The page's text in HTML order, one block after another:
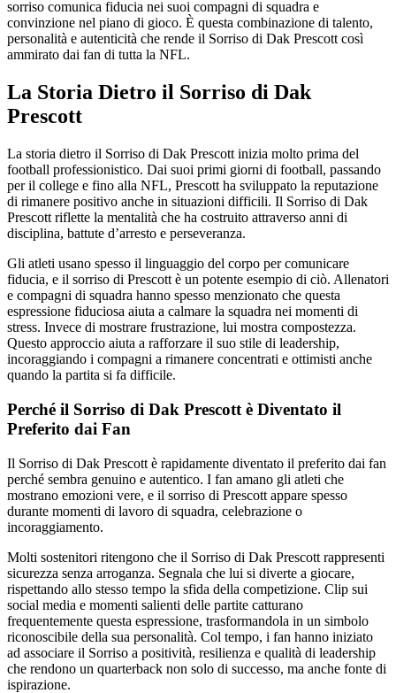
sorriso comunica fiducia nei suoi compagni di squadra e
convinzione nel piano di gioco. È questa combinazione di talento,
personalità e autenticità che rende il Sorriso di Dak Prescott così
ammirato dai fan di tutta la NFL.
La Storia Dietro il Sorriso di Dak
Prescott
La storia dietro il Sorriso di Dak Prescott inizia molto prima del
football professionistico. Dai suoi primi giorni di football, passando
per il college e fino alla NFL, Prescott ha sviluppato la reputazione
di rimanere positivo anche in situazioni difficili. Il Sorriso di Dak
Prescott riflette la mentalità che ha costruito attraverso anni di
disciplina, battute d’arresto e perseveranza.
Gli atleti usano spesso il linguaggio del corpo per comunicare
fiducia, e il sorriso di Prescott è un potente esempio di ciò. Allenatori
e compagni di squadra hanno spesso menzionato che questa
espressione fiduciosa aiuta a calmare la squadra nei momenti di
stress. Invece di mostrare frustrazione, lui mostra compostezza.
Questo approccio aiuta a rafforzare il suo stile di leadership,
incoraggiando i compagni a rimanere concentrati e ottimisti anche
quando la partita si fa difficile.
Perché il Sorriso di Dak Prescott è Diventato il
Preferito dai Fan
Il Sorriso di Dak Prescott è rapidamente diventato il preferito dai fan
perché sembra genuino e autentico. I fan amano gli atleti che
mostrano emozioni vere, e il sorriso di Prescott appare spesso
durante momenti di lavoro di squadra, celebrazione o
incoraggiamento.
Molti sostenitori ritengono che il Sorriso di Dak Prescott rappresenti
sicurezza senza arroganza. Segnala che lui si diverte a giocare,
rispettando allo stesso tempo la sfida della competizione. Clip sui
social media e momenti salienti delle partite catturano
frequentemente questa espressione, trasformandola in un simbolo
riconoscibile della sua personalità. Col tempo, i fan hanno iniziato
ad associare il Sorriso a positività, resilienza e qualità di leadership
che rendono un quarterback non solo di successo, ma anche fonte di
ispirazione.